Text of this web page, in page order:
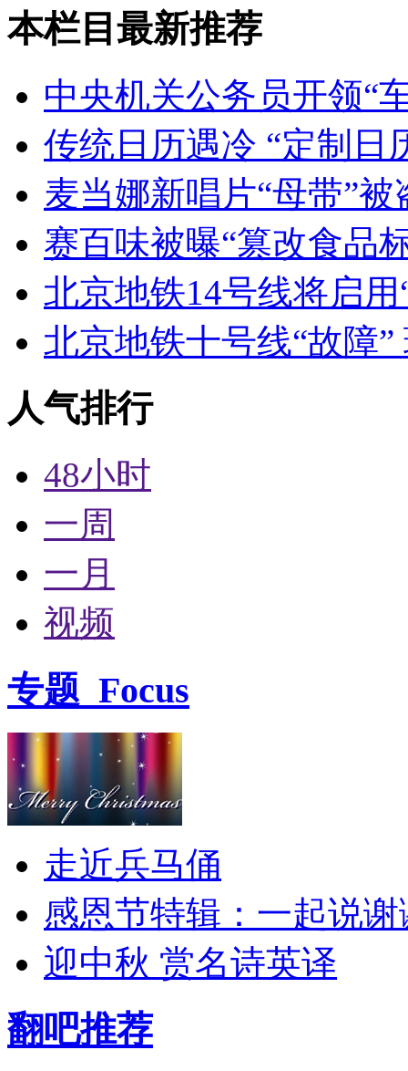
本栏目最新推荐
中央机关公务员开领“
传统日历遇冷 “定制日
麦当娜新唱片“母带”被
赛百味被曝“篡改食品
北京地铁14号线将启
北京地铁十号线“故障
人气排行
48小时
一周
一月
视频
专题 Focus
走近兵马俑
感恩节特辑：一起说谢
迎中秋 赏名诗英译
翻吧推荐